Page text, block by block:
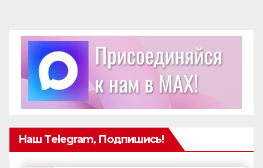
Наш Telegram, Подпишись!